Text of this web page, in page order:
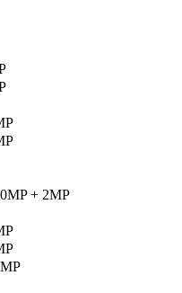
+ 2MP